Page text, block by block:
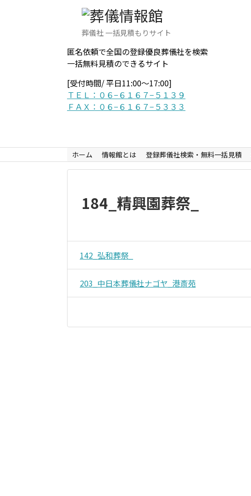
葬儀社 一括見積もりサイト
匿名依頼で全国の登録優良葬儀社を検索
一括無料見積のできるサイト
[受付時間/ 平日11:00〜17:00]
ＴＥＬ：０６−６１６７−５１３９
ＦＡＸ：０６−６１６７−５３３３
ホーム 情報館とは 登録葬儀社検索・無料一括見積
184_精興園葬祭_
142_弘和葬祭_
203_中日本葬儀社ナゴヤ_港斎苑